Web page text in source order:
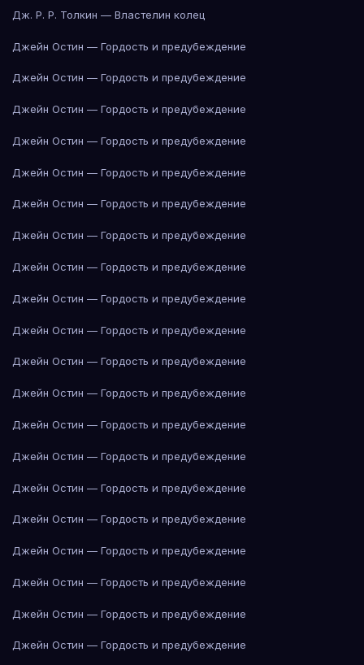
Дж. Р. Р. Толкин — Властелин колец
Джейн Остин — Гордость и предубеждение
Джейн Остин — Гордость и предубеждение
Джейн Остин — Гордость и предубеждение
Джейн Остин — Гордость и предубеждение
Джейн Остин — Гордость и предубеждение
Джейн Остин — Гордость и предубеждение
Джейн Остин — Гордость и предубеждение
Джейн Остин — Гордость и предубеждение
Джейн Остин — Гордость и предубеждение
Джейн Остин — Гордость и предубеждение
Джейн Остин — Гордость и предубеждение
Джейн Остин — Гордость и предубеждение
Джейн Остин — Гордость и предубеждение
Джейн Остин — Гордость и предубеждение
Джейн Остин — Гордость и предубеждение
Джейн Остин — Гордость и предубеждение
Джейн Остин — Гордость и предубеждение
Джейн Остин — Гордость и предубеждение
Джейн Остин — Гордость и предубеждение
Джейн Остин — Гордость и предубеждение